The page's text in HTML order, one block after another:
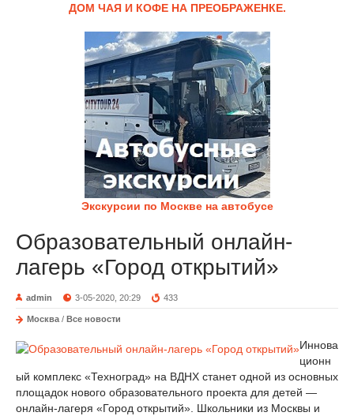
ДОМ ЧАЯ И КОФЕ НА ПРЕОБРАЖЕНКЕ.
Экскурсии по Москве на автобусе
Образовательный онлайн-
лагерь «Город открытий»
admin 3-05-2020, 20:29 433
Москва / Все новости
Иннова
ционн
ый комплекс «Техноград» на ВДНХ станет одной из основных
площадок нового образовательного проекта для детей —
онлайн-лагеря «Город открытий». Школьники из Москвы и